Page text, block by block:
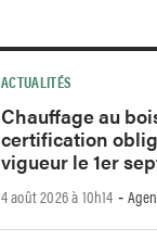
ACTUALITÉS
Chauffage au
certification
vigueur le 1er
4 août 2026 à 10h14 -